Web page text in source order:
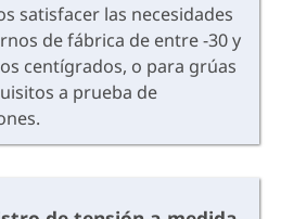
satisfacer las necesidades
de fábrica de entre -30 y
centígrados, o para grúas
a prueba de